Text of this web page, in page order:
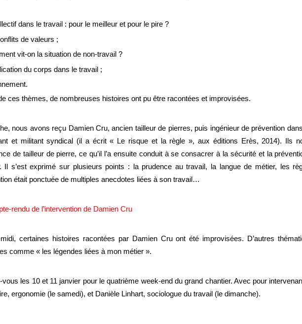
dans le travail : pour le meilleur et pour le pire ?
de valeurs ;
vit-on la situation de non-travail ?
du corps dans le travail ;
ces thèmes, de nombreuses histoires ont pu être racontées et improvisées.
nous avons reçu Damien Cru, ancien tailleur de pierres, puis ingénieur de prévention
et militant syndical (il a écrit « Le risque et la règle », aux éditions Erès, 2014). Ils
de tailleur de pierre, ce qu’il l’a ensuite conduit à se consacrer à la sécurité et la
Il s’est exprimé sur plusieurs points : la prudence au travail, la langue de métier, les
était ponctuée de multiples anecdotes liées à son travail…
rendu de l’intervention de Damien Cru
midi, certaines histoires racontées par Damien Cru ont été improvisées. D’autres
comme « les légendes liées à mon métier ».
vous les 10 et 11 janvier pour le quatrième week-end du grand chantier. Avec pour
ergonomie (le samedi), et Danièle Linhart, sociologue du travail (le dimanche).